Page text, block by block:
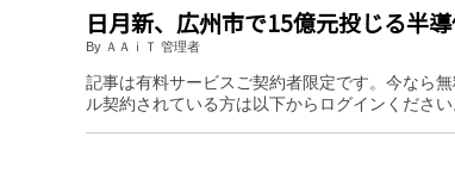
日月新、広州市で15億元投じる半
By ＡＡｉＴ 管理者
記事は有料サービスご契約者限定です。今なら
ル契約されている方は以下からログインくださ